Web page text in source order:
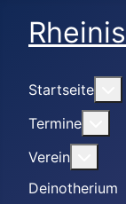
Startseite
Termine
Verein
Deinotherium